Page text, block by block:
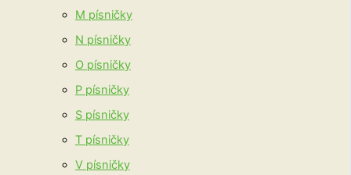
M písničky
N písničky
O písničky
P písničky
S písničky
T písničky
V písničky